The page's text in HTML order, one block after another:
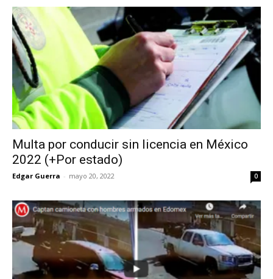
Multa por conducir sin licencia en México
2022 (+Por estado)
Edgar Guerra - mayo 20, 2022 0